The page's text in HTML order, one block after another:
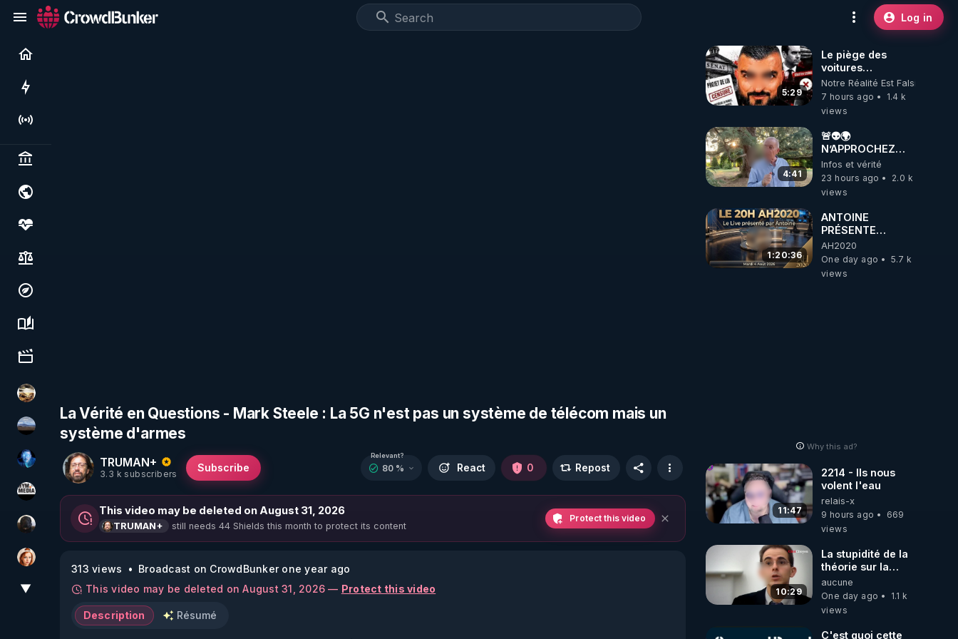
Log in
Politics & institutions
Society, justice & freedoms
Economy, environment & technology
Science, history & spirituality
Culture, media & entertainment
patatrak
michel lanceur alerte
AH2020
HYM.MEDIA
TrueMedia
Ambr3
▼
La Vérité en Questions - Mark Steele : La 5G n'est pas un système de télécom mais un
système d'armes
TRUMAN+
3.3 k subscribers
Subscribe
Relevant?
80 % React 0 Repost
This video may be deleted on August 31, 2026
TRUMAN+ still needs 44 Shields this month to protect its content
Protect this video
313 views
Broadcast on CrowdBunker one year ago
This video may be deleted on August 31, 2026 — Protect this video
Description Résumé
5:29
Le piège des
voitures
électriques se
referme sur les
usagers !
Notre Réalité Est Falsifiée Et
7 hours ago
1.4 k
views
4:41
🚨👽🌍
N’APPROCHEZ
PAS LA TERRE ! 😱
🛸
Infos et vérité
23 hours ago
2.0 k
views
1:20:36
ANTOINE
PRÉSENTE
AH2020 LE LIVE
20H ***DU
04/08/2026***
AH2020
One day ago
5.7 k
views
Why this ad?
11:47
2214 - Ils nous
volent l'eau
relais-x
9 hours ago
669
views
10:29
La stupidité de la
théorie sur la
responsabilité de
l’homme
concernant le
carbone.
aucune
One day ago
1.1 k
views
C'est quoi cette